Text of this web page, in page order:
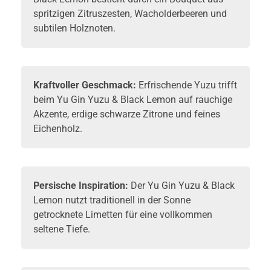
spritzigen Zitruszesten, Wacholderbeeren und
subtilen Holznoten.
Kraftvoller Geschmack: Erfrischende Yuzu trifft
beim Yu Gin Yuzu & Black Lemon auf rauchige
Akzente, erdige schwarze Zitrone und feines
Eichenholz.
Persische Inspiration: Der Yu Gin Yuzu & Black
Lemon nutzt traditionell in der Sonne
getrocknete Limetten für eine vollkommen
seltene Tiefe.